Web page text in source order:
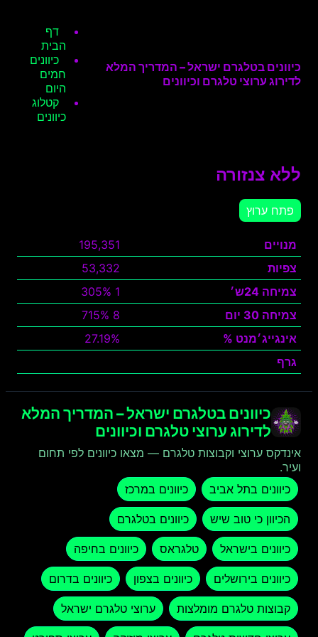
כיוונים בטלגרם ישראל – המדריך המלא
לדירוג ערוצי טלגרם וכיוונים
דף
הבית
כיוונים
חמים
היום
קטלוג
כיוונים
ללא צנזורה
פתח ערוץ
מנויים
195,351
צפיות
53,332
צמיחה 24ש׳
1 305%
צמיחה 30 יום
8 715%
אינגייג׳מנט %
27.19%
גרף
כיוונים בטלגרם ישראל – המדריך המלא
לדירוג ערוצי טלגרם וכיוונים
אינדקס ערוצי וקבוצות טלגרם — מצאו כיוונים לפי תחום
ועיר.
כיוונים בתל אביב
כיוונים במרכז
הכיוון כי טוב שיש כיוונים בטלגרם
כיוונים בישראל טלגראס כיוונים בחיפה
כיוונים בירושלים כיוונים בצפון כיוונים בדרום
קבוצות טלגרם מומלצות ערוצי טלגרם ישראל